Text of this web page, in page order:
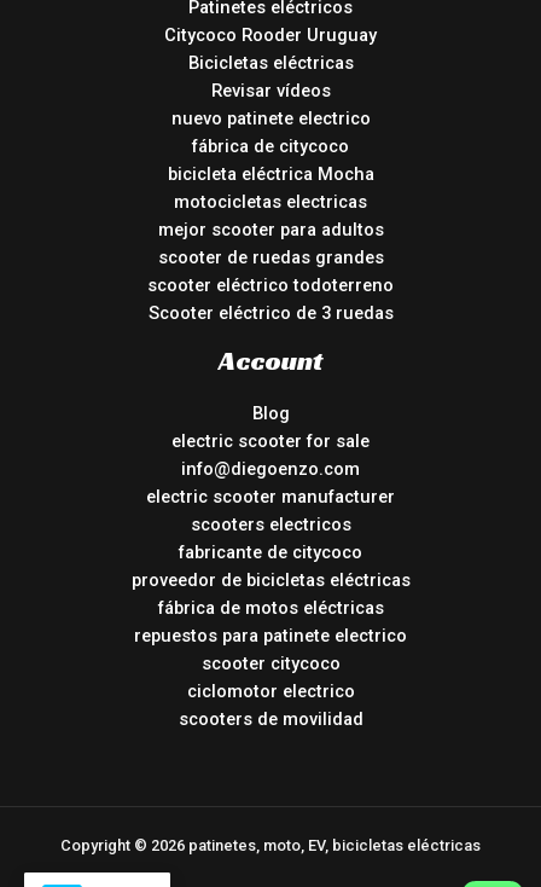
Patinetes eléctricos
Citycoco Rooder Uruguay
Bicicletas eléctricas
Revisar vídeos
nuevo patinete electrico
fábrica de citycoco
bicicleta eléctrica Mocha
motocicletas electricas
mejor scooter para adultos
scooter de ruedas grandes
scooter eléctrico todoterreno
Scooter eléctrico de 3 ruedas
Account
Blog
electric scooter for sale
info@diegoenzo.com
electric scooter manufacturer
scooters electricos
fabricante de citycoco
proveedor de bicicletas eléctricas
fábrica de motos eléctricas
repuestos para patinete electrico
scooter citycoco
ciclomotor electrico
scooters de movilidad
Copyright © 2026 patinetes, moto, EV, bicicletas eléctricas